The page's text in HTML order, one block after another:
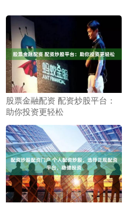
股票金融配资 配资炒股平台：
助你投资更轻松